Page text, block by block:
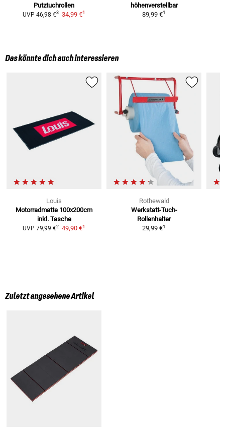
Putztuchrollen
UVP 46,98 €3 34,99 €1
höhenverstellbar
89,99 €1
Das könnte dich auch interessieren
Louis
Motorradmatte 100x200cm
inkl. Tasche
UVP 79,99 €2 49,90 €1
Rothewald
Werkstatt-Tuch-
Rollenhalter
29,99 €1
Zuletzt angesehene Artikel